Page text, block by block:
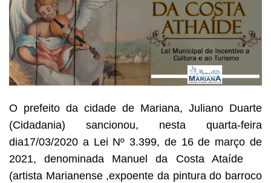
O prefeito da cidade de Mariana, Juliano Duarte
(Cidadania) sancionou, nesta quarta-feira
dia17/03/2020 a Lei Nº 3.399, de 16 de março de
2021, denominada Manuel da Costa Ataíde
(artista Marianense ,expoente da pintura do barroco